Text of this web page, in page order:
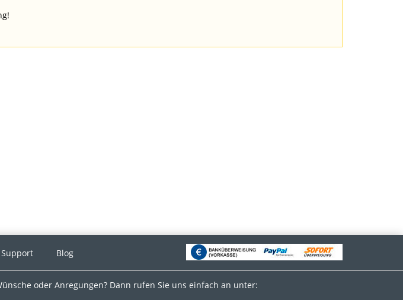
Support Blog
oder Anregungen? Dann rufen Sie uns einfach an unter: